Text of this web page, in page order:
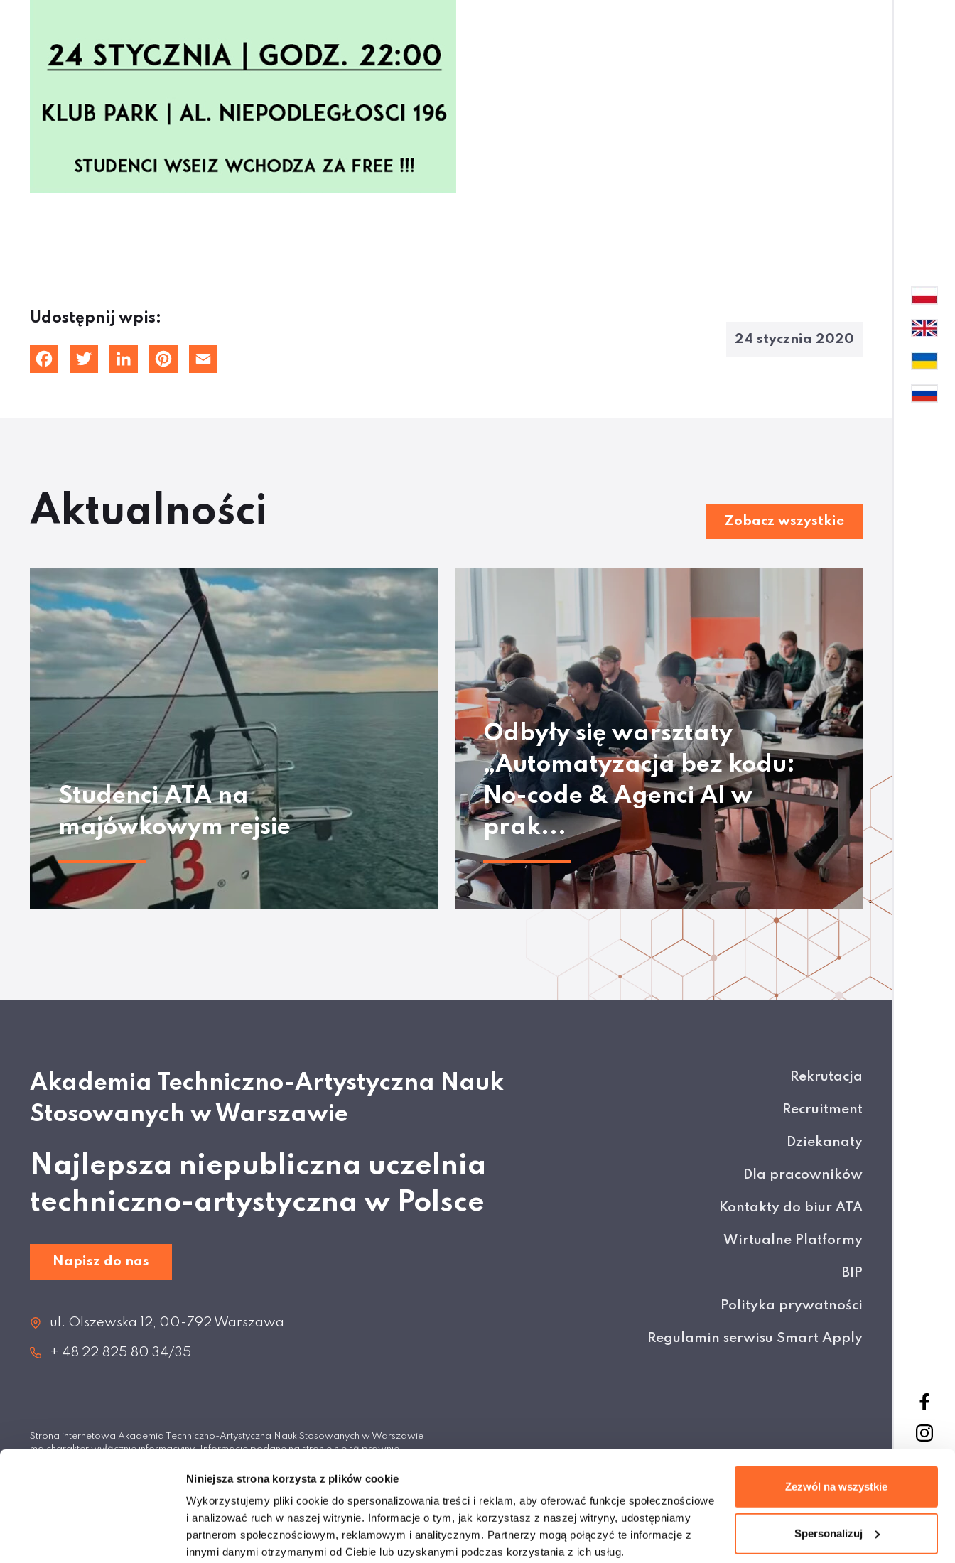
Niniejsza strona korzysta z plików cookie
Wykorzystujemy pliki cookie do spersonalizowania treści i reklam, aby oferować funkcje społecznościowe
i analizować ruch w naszej witrynie. Informacje o tym, jak korzystasz z naszej witryny, udostępniamy
partnerom społecznościowym, reklamowym i analitycznym. Partnerzy mogą połączyć te informacje z
innymi danymi otrzymanymi od Ciebie lub uzyskanymi podczas korzystania z ich usług.
Zezwól na wszystkie
Spersonalizuj
Udostępnij wpis:
FacebookTwitterLinkedInPinterestEmail
24 stycznia 2020
Aktualności Zobacz wszystkie
Studenci ATA na
majówkowym rejsie
Odbyły się warsztaty
„Automatyzacja bez kodu:
No-code & Agenci AI w
prak...
Akademia Techniczno-Artystyczna Nauk
Stosowanych w Warszawie
Najlepsza niepubliczna uczelnia
techniczno-artystyczna w Polsce
Napisz do nas
ul. Olszewska 12, 00-792 Warszawa
+ 48 22 825 80 34/35
Rekrutacja
Recruitment
Dziekanaty
Dla pracowników
Kontakty do biur ATA
Wirtualne Platformy
BIP
Polityka prywatności
Regulamin serwisu Smart Apply
Strona internetowa Akademia Techniczno-Artystyczna Nauk Stosowanych w Warszawie
ma charakter wyłącznie informacyjny. Informacje podane na stronie nie są prawnie
© Akademia Techniczno-Artystyczna Nauk Stosowanych w Warszawie